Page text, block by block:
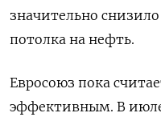
значительно
потолка на нефть.
Евросоюз пока
эффективным. В